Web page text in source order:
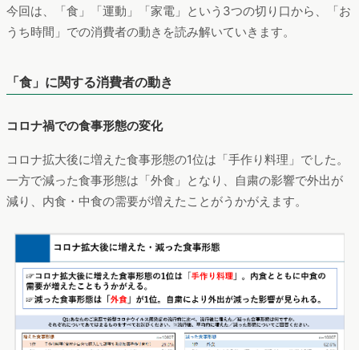
今回は、「食」「運動」「家電」という3つの切り口から、「お
うち時間」での消費者の動きを読み解いていきます。
「食」に関する消費者の動き
コロナ禍での食事形態の変化
コロナ拡大後に増えた食事形態の1位は「手作り料理」でした。
一方で減った食事形態は「外食」となり、自粛の影響で外出が
減り、内食・中食の需要が増えたことがうかがえます。